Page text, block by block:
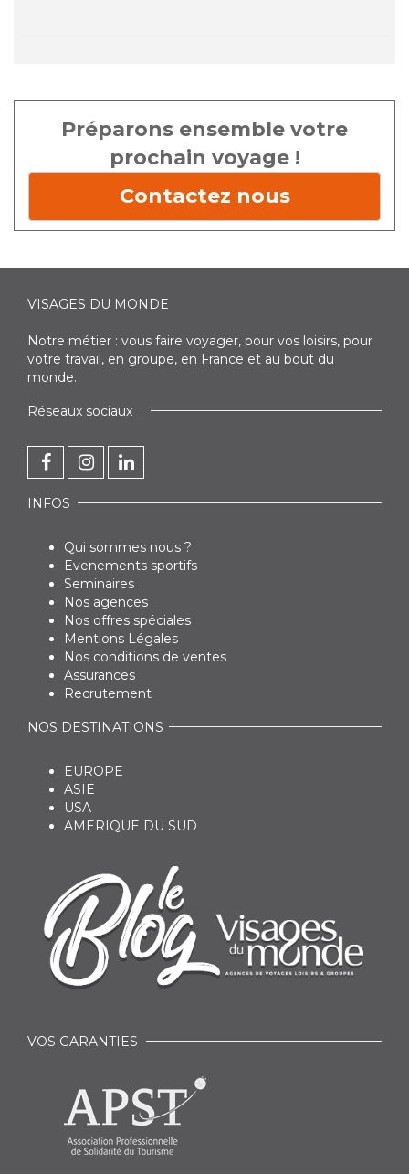
Préparons ensemble votre
prochain voyage !
Contactez nous
VISAGES DU MONDE
Notre métier : vous faire voyager, pour vos loisirs, pour
votre travail, en groupe, en France et au bout du
monde.
Réseaux sociaux
INFOS
Qui sommes nous ?
Evenements sportifs
Seminaires
Nos agences
Nos offres spéciales
Mentions Légales
Nos conditions de ventes
Assurances
Recrutement
NOS DESTINATIONS
EUROPE
ASIE
USA
AMERIQUE DU SUD
VOS GARANTIES